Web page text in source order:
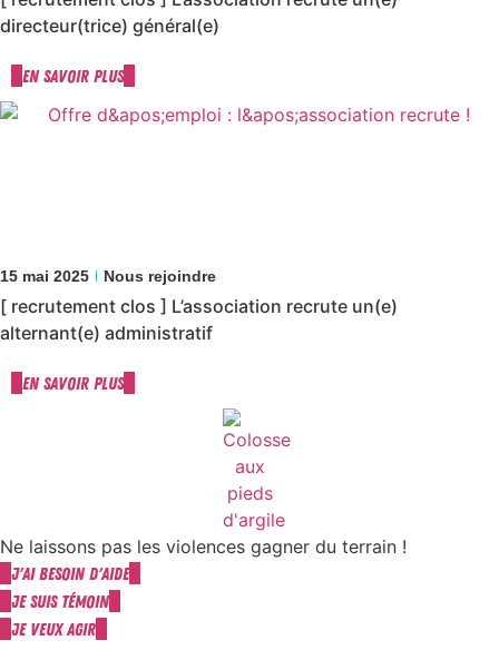
directeur(trice) général(e)
En savoir plus
15 mai 2025 Nous rejoindre
[ recrutement clos ] L’association recrute un(e)
alternant(e) administratif
En savoir plus
Ne laissons pas les violences gagner du terrain !
J'ai besoin d'aide
Je suis témoin
Je veux agir